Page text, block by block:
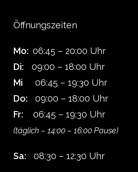
Öffnungszeiten
Mo: 06:45 – 20:00 Uhr
Di: 09:00 – 18:00 Uhr
Mi 06:45 – 19:30 Uhr
Do: 09:00 – 18:00 Uhr
Fr: 06:45 – 19:30 Uhr
(täglich – 14:00 – 16:00 Pause)
Sa: 08:30 – 12:30 Uhr